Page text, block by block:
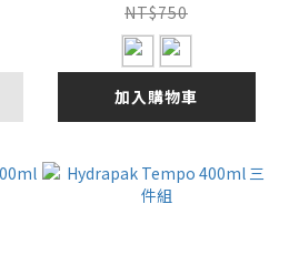
NT$750
加入購物車